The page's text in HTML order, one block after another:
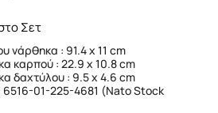
Σετ
νάρθηκα : 91.4 x 11 cm
καρπού : 22.9 x 10.8 cm
δαχτύλου : 9.5 x 4.6 cm
6516-01-225-4681 (Nato Stock